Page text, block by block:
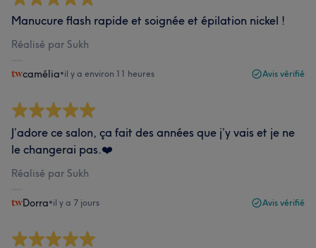
Manucure flash rapide et soignée et épilation nickel !
Réalisé par Sukh
camélia•il y a environ 11 heures Avis vérifié
J’adore ce salon, ça fait des années que j’y vais et je ne
le changerai pas.❤️
Réalisé par Sukh
Dorra•il y a 7 jours Avis vérifié